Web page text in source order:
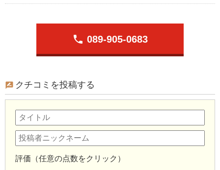
phone 089-905-0683
クチコミを投稿する
評価（任意の点数をクリック）